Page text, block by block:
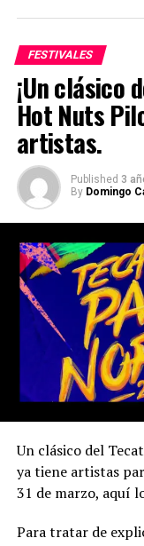
El 2013 sería un
esto debido a que
FESTIVALES
¡Un clásico
Hot Nuts
artistas.
Published 3
By Domingo
Un clásico del
ya tiene artistas
31 de marzo, aquí
Para tratar de